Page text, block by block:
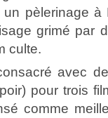
pèlerinage
grimé par
culte.
avec
pour trois
comme